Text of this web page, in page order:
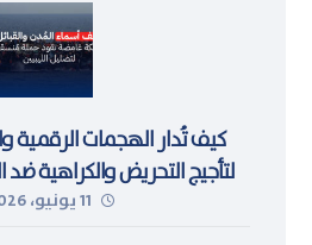
كيف تُدار الهجمات الرقمية
لتأجيج التحريض والكراهية
اللجوء في
11 يونيو، 2026